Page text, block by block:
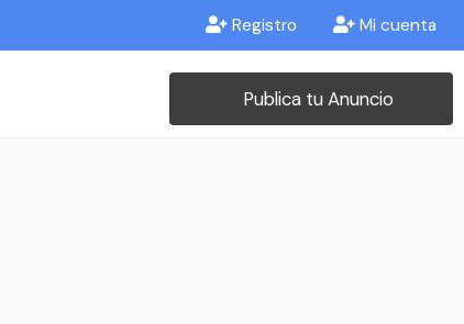
Registro Mi cuenta
Publica tu Anuncio